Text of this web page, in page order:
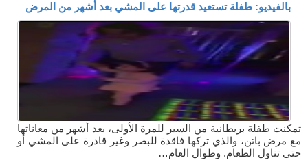
بالفيديو: طفلة تستعيد قدرتها على المشي بعد أشهر من المرض
تمكنت طفلة بريطانية من السير للمرة الأولى، بعد أشهر من معاناتها
مع مرض باتن، والذي تركها فاقدة للبصر وغير قادرة على المشي أو
حتى تناول الطعام. وطوال العام…